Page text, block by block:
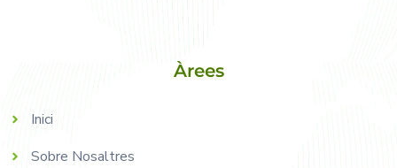
Àrees
Inici
Sobre Nosaltres